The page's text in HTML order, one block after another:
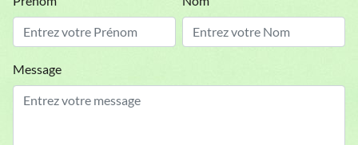
Message